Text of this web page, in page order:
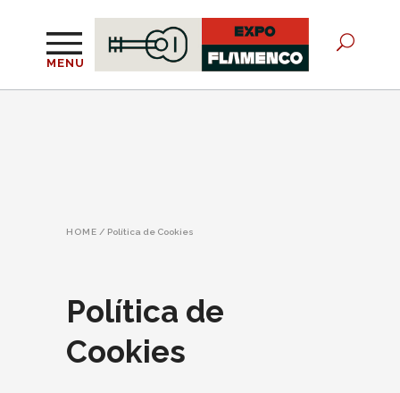
MENU
HOME / Política de Cookies
Política de
Cookies